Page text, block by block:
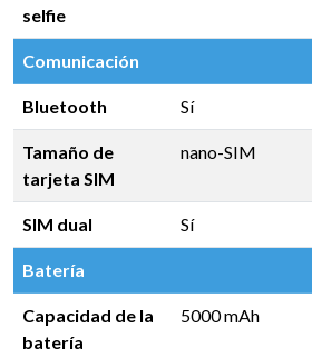
selfie
Comunicación
Bluetooth Sí
Tamaño de
tarjeta SIM
nano-SIM
SIM dual Sí
Batería
Capacidad de la
batería
5000 mAh